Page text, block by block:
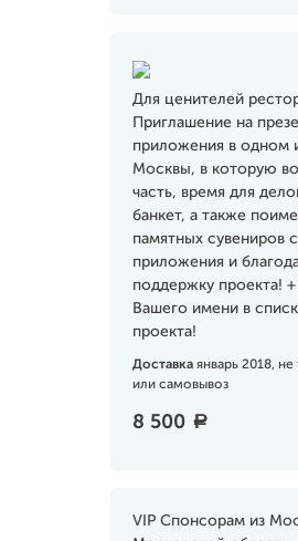
Для ценителей
Приглашение на
приложения в одном
Москвы, в которую
часть, время для
банкет, а также
памятных сувениров
приложения и
поддержку проекта!
Вашего имени в
проекта!
Доставка январь 2018, не
или самовывоз
8 500 a
VIP Спонсорам из